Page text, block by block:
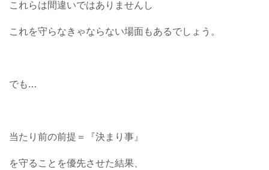
これらは間違いではありませんし
これを守らなきゃならない場面もあるでしょう。
でも…
当たり前の前提＝『決まり事』
を守ることを優先させた結果、